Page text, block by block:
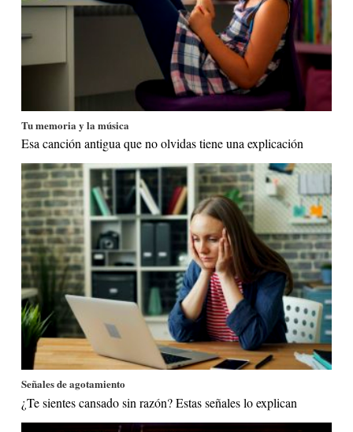
Tu memoria y la música
Esa canción antigua que no olvidas tiene una explicación
Señales de agotamiento
¿Te sientes cansado sin razón? Estas señales lo explican